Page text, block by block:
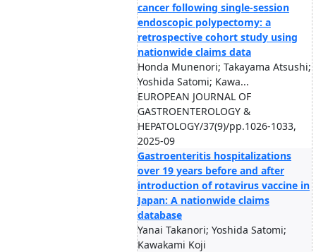
cancer following single-session
endoscopic polypectomy: a
retrospective cohort study using
nationwide claims data
Honda Munenori; Takayama Atsushi;
Yoshida Satomi; Kawa...
EUROPEAN JOURNAL OF
GASTROENTEROLOGY &
HEPATOLOGY/37(9)/pp.1026-1033,
2025-09
Gastroenteritis hospitalizations
over 19 years before and after
introduction of rotavirus vaccine in
Japan: A nationwide claims
database
Yanai Takanori; Yoshida Satomi;
Kawakami Koji